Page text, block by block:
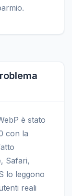
è stato
con la
Safari,
lo leggono
reali